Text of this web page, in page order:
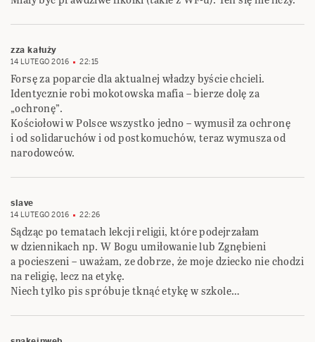
zza kałuży
14 LUTEGO 2016 22:15
Forsę za poparcie dla aktualnej władzy byście chcieli.
Identycznie robi mokotowska mafia – bierze dolę za
„ochronę”.
Kościołowi w Polsce wszystko jedno – wymusił za ochronę
i od solidaruchów i od postkomuchów, teraz wymusza od
narodowców.
slave
14 LUTEGO 2016 22:26
Sądząc po tematach lekcji religii, które podejrzałam
w dziennikach np. W Bogu umiłowanie lub Zgnębieni
a pocieszeni – uważam, ze dobrze, że moje dziecko nie chodzi
na religię, lecz na etykę.
Niech tylko pis spróbuje tknąć etykę w szkole…